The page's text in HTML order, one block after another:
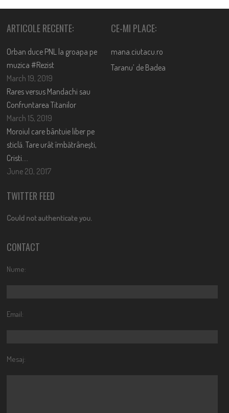
ARTICOLE RECENTE:
Orban duce PNL la groapa pe
muzica #Rezist
March 19, 2019
Rares versus Mandachi sau
Confruntarea Titanilor
March 15, 2019
Moroiul care bântuie liber pe
sticlă. Tare urât îmbătrânești,
Cristi….
June 20, 2017
CE-MI PLACE:
mana.ciutacu.ro
Taranu’ de Badea
TWITTER FEED
Could not authenticate you.
CONTACT
Nume:
Email:
Mesaj: